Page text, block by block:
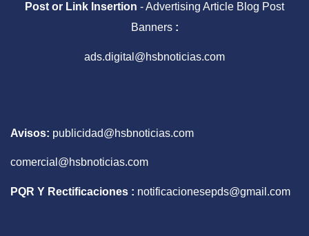
Post or Link Insertion - Advertising Article Blog Post
Banners :
ads.digital@hsbnoticias.com
Avisos: publicidad@hsbnoticias.com
comercial@hsbnoticias.com
PQR Y Rectificaciones : notificacionesepds@gmail.com